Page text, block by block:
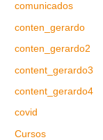
comunicados
conten_gerardo
conten_gerardo2
content_gerardo3
content_gerardo4
covid
Cursos